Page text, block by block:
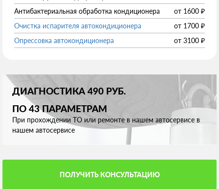
Антибактериальная обработка кондиционера
от 1600 ₽
Очистка испарителя автокондиционера
от 1700 ₽
Опрессовка автокондиционера
от 3100 ₽
ДИАГНОСТИКА 490 РУБ.
ПО 43 ПАРАМЕТРАМ
При прохождении ТО или ремонте в нашем автосервисе в
нашем автосервисе
ПОЛУЧИТЬ КОНСУЛЬТАЦИЮ